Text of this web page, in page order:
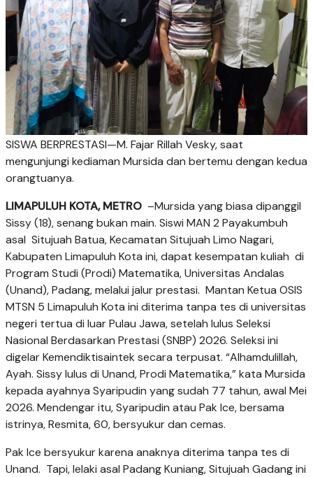
SISWA BERPRESTASI—M. Fajar Rillah Vesky, saat
mengunjungi kediaman Mursida dan bertemu dengan kedua
orangtuanya.
LIMAPULUH KOTA, METRO –Mursida yang biasa dipanggil
Sissy (18), senang bukan main. Siswi MAN 2 Payakumbuh
asal Situjuah Batua, Kecamatan Situjuah Limo Nagari,
Kabupaten Limapuluh Kota ini, dapat kesempatan kuliah di
Program Studi (Prodi) Matematika, Universitas Andalas
(Unand), Padang, melalui jalur prestasi. Mantan Ketua OSIS
MTSN 5 Limapuluh Kota ini diterima tanpa tes di universitas
negeri tertua di luar Pulau Jawa, setelah lulus Seleksi
Nasional Berdasarkan Prestasi (SNBP) 2026. Seleksi ini
digelar Kemendiktisaintek secara terpusat. “Alhamdulillah,
Ayah. Sissy lulus di Unand, Prodi Matematika,” kata Mursida
kepada ayahnya Syaripudin yang sudah 77 tahun, awal Mei
2026. Mendengar itu, Syaripudin atau Pak Ice, bersama
istrinya, Resmita, 60, bersyukur dan cemas.
Pak Ice bersyukur karena anaknya diterima tanpa tes di
Unand. Tapi, lelaki asal Padang Kuniang, Situjuah Gadang ini